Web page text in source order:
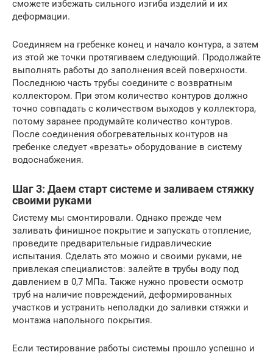
сможете избежать сильного изгиба изделий и их
деформации.
Соединяем на гребенке конец и начало контура, а затем
из этой же точки протягиваем следующий. Продолжайте
выполнять работы до заполнения всей поверхности.
Последнюю часть трубы соедините с возвратным
коллектором. При этом количество контуров должно
точно совпадать с количеством выходов у коллектора,
потому заранее продумайте количество контуров.
После соединения обогревательных контуров на
гребенке следует «врезать» оборудование в систему
водоснабжения.
Шаг 3: Даем старт системе и заливаем стяжку
своими руками
Систему мы смонтировали. Однако прежде чем
заливать финишное покрытие и запускать отопление,
проведите предварительные гидравлические
испытания. Сделать это можно и своими руками, не
привлекая специалистов: залейте в трубы воду под
давлением в 0,7 МПа. Также нужно провести осмотр
труб на наличие повреждений, деформированных
участков и устранить неполадки до заливки стяжки и
монтажа напольного покрытия.
Если тестирование работы системы прошло успешно и